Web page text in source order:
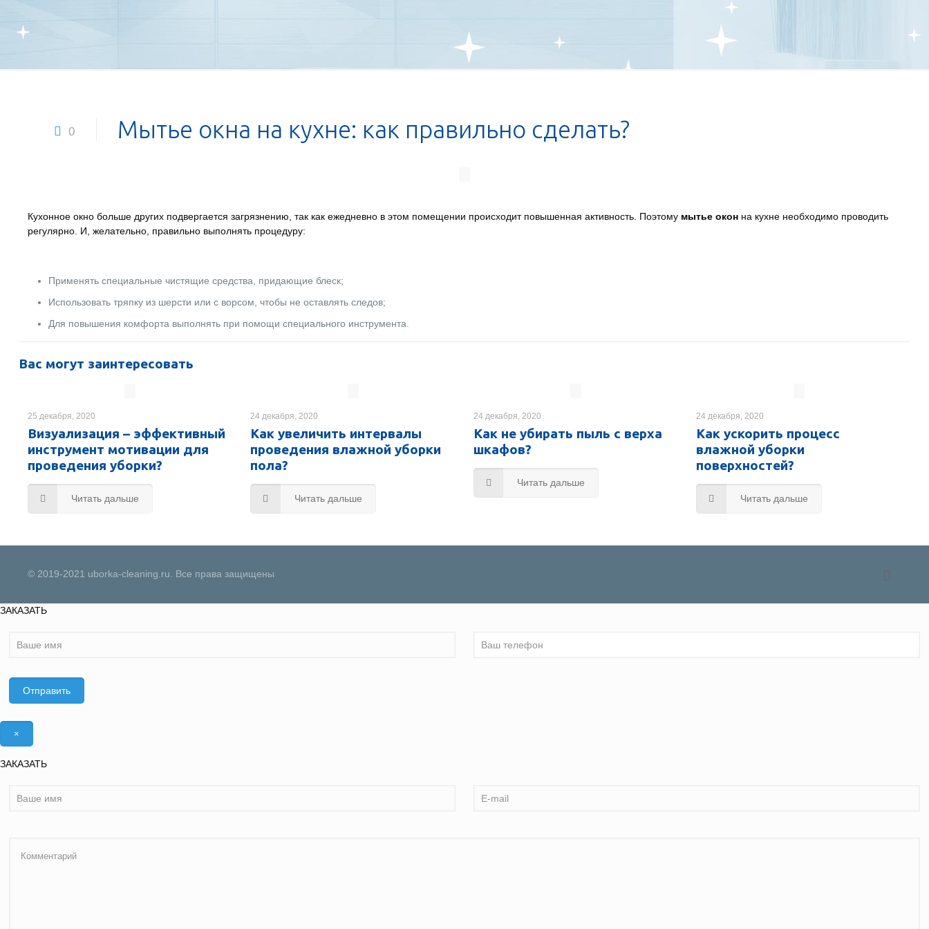
0 Мытье окна на кухне: как правильно сделать?
Кухонное окно больше других подвергается загрязнению, так как ежедневно в этом помещении происходит повышенная активность. Поэтому мытье оконна кухне необходимо проводить
регулярно. И, желательно, правильно выполнять процедуру:
Применять специальные чистящие средства, придающие блеск;
Использовать тряпку из шерсти или с ворсом, чтобы не оставлять следов;
Для повышения комфорта выполнять при помощи специального инструмента.
Вас могут заинтересовать
25 декабря, 2020
Визуализация – эффективный
инструмент мотивации для
проведения уборки?
Читать дальше
24 декабря, 2020
Как увеличить интервалы
проведения влажной уборки
пола?
Читать дальше
24 декабря, 2020
Как не убирать пыль с верха
шкафов?
Читать дальше
24 декабря, 2020
Как ускорить процесс
влажной уборки
поверхностей?
Читать дальше
© 2019-2021 uborka-cleaning.ru. Все права защищены
ЗАКАЗАТЬ
×
ЗАКАЗАТЬ